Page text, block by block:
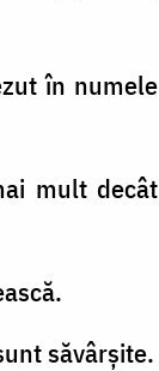
în numele
mult decât
săvârşite.